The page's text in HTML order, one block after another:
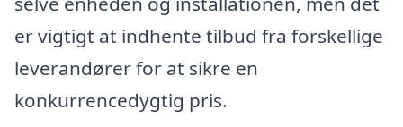
er vigtigt at indhente tilbud fra forskellige
leverandører for at sikre en
konkurrencedygtig pris.